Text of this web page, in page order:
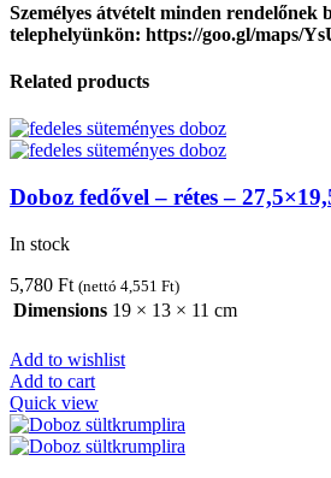
Személyes átvételt minden rendelőnek
telephelyünkön: https://goo.gl/maps/
Related products
Doboz fedővel – rétes –
In stock
5,780 Ft (nettó 4,551 Ft)
Dimensions 19 × 13 × 11 cm
Add to wishlist
Add to cart
Quick view